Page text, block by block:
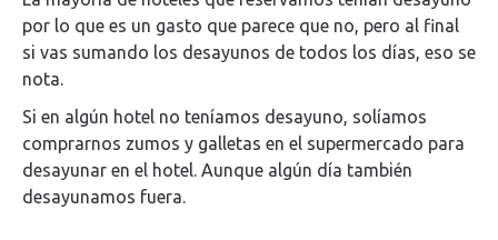
por lo que es un gasto que parece que no, pero al final
si vas sumando los desayunos de todos los días, eso se
nota.
Si en algún hotel no teníamos desayuno, solíamos
comprarnos zumos y galletas en el supermercado para
desayunar en el hotel. Aunque algún día también
desayunamos fuera.